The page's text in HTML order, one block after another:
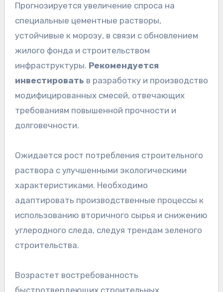
Прогнозируется увеличение спроса на
специальные цементные растворы,
устойчивые к морозу, в связи с обновлением
жилого фонда и строительством
инфраструктуры. Рекомендуется
инвестировать в разработку и производство
модифицированных смесей, отвечающих
требованиям повышенной прочности и
долговечности.
Ожидается рост потребления строительного
раствора с улучшенными экологическими
характеристиками. Необходимо
адаптировать производственные процессы к
использованию вторичного сырья и снижению
углеродного следа, следуя трендам зеленого
строительства.
Возрастет востребованность